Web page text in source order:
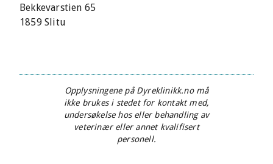
Bekkevarstien 65
1859 Slitu
Opplysningene på Dyreklinikk.no må
ikke brukes i stedet for kontakt med,
undersøkelse hos eller behandling av
veterinær eller annet kvalifisert
personell.